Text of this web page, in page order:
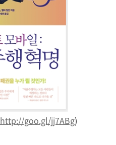
http://goo.gl/jj7ABg)